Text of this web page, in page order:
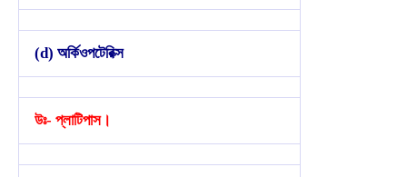
(d) অর্কিওপটেরিক্স
উঃ- প্লাটিপাস।